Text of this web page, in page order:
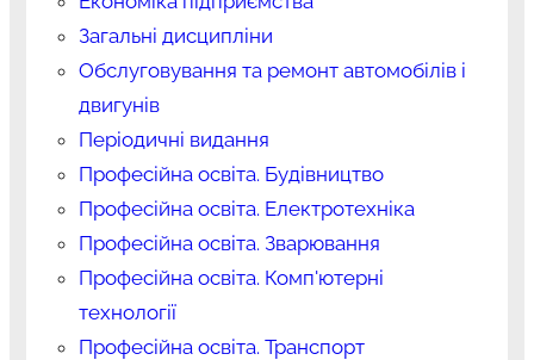
Загальні дисципліни
Обслуговування та ремонт автомобілів і
двигунів
Періодичні видання
Професійна освіта. Будівництво
Професійна освіта. Електротехніка
Професійна освіта. Зварювання
Професійна освіта. Комп'ютерні
технології
Професійна освіта. Транспорт